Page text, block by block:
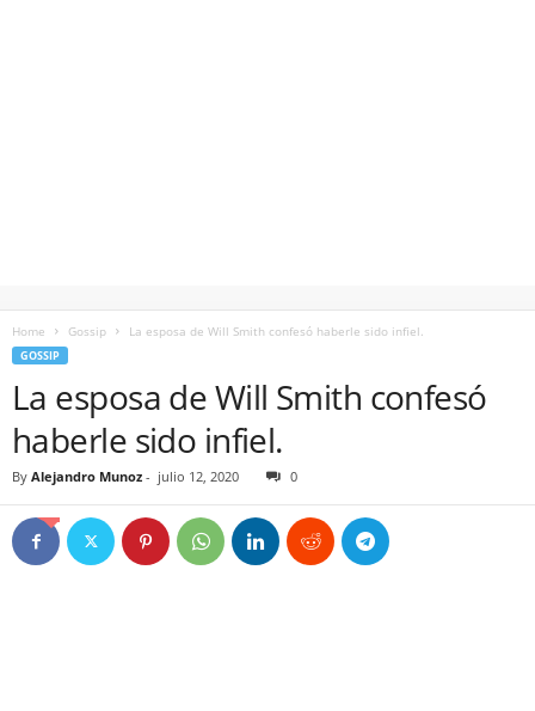
Home Gossip La esposa de Will Smith confesó haberle sido infiel.
GOSSIP
La esposa de Will Smith confesó
haberle sido infiel.
By Alejandro Munoz - julio 12, 2020 0